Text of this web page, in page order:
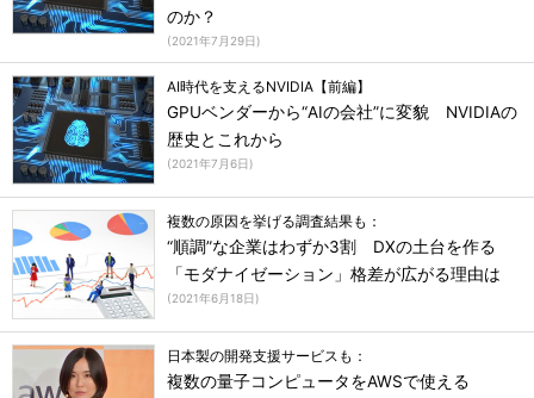
のか？
(2021年7月29日)
AI時代を支えるNVIDIA【前編】
GPUベンダーから“AIの会社”に変貌 NVIDIAの
歴史とこれから
(2021年7月6日)
複数の原因を挙げる調査結果も：
“順調”な企業はわずか3割 DXの土台を作る
「モダナイゼーション」格差が広がる理由は
(2021年6月18日)
日本製の開発支援サービスも：
複数の量子コンピュータをAWSで使える